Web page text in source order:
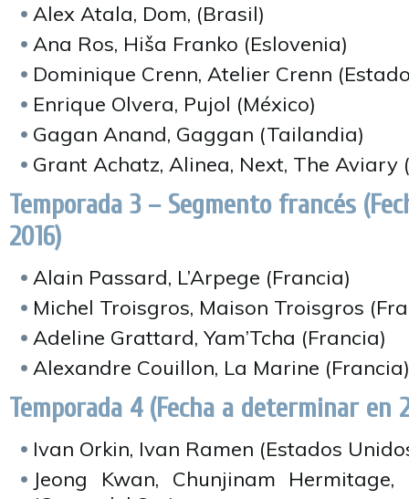
Alex Atala, Dom, (Brasil)
Ana Ros, Hiša Franko (Eslovenia)
Dominique Crenn, Atelier Crenn
Enrique Olvera, Pujol (México)
Gagan Anand, Gaggan (Tailandia)
Grant Achatz, Alinea, Next, The Aviary
Temporada 3 – Segmento francés
2016)
Alain Passard, L’Arpege (Francia)
Michel Troisgros, Maison Troisgros
Adeline Grattard, Yam’Tcha (Francia)
Alexandre Couillon, La Marine (Francia)
Temporada 4 (Fecha a determinar en
Ivan Orkin, Ivan Ramen (Estados
Jeong Kwan, Chunjinam Hermitage,